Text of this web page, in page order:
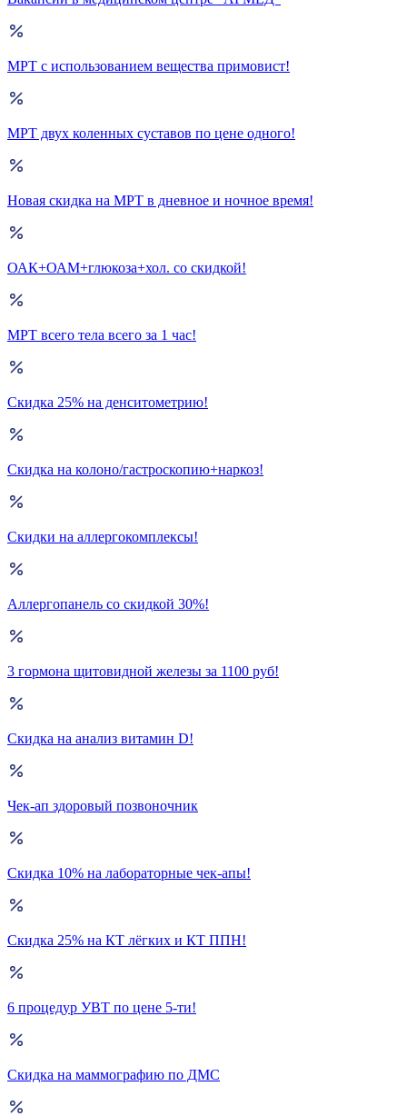
МРТ с использованием вещества примовист!
МРТ двух коленных суставов по цене одного!
Новая скидка на МРТ в дневное и ночное время!
ОАК+ОАМ+глюкоза+хол. со скидкой!
МРТ всего тела всего за 1 час!
Скидка 25% на денситометрию!
Скидка на колоно/гастроскопию+наркоз!
Скидки на аллергокомплексы!
Аллергопанель со скидкой 30%!
3 гормона щитовидной железы за 1100 руб!
Скидка на анализ витамин D!
Чек-ап здоровый позвоночник
Скидка 10% на лабораторные чек-апы!
Скидка 25% на КТ лёгких и КТ ППН!
6 процедур УВТ по цене 5-ти!
Скидка на маммографию по ДМС